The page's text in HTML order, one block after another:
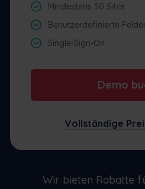
Mindestens 50 Sitze
Benutzerdefinierte
Single-Sign-On
Demo
Vollständige
Wir bieten Rabatte